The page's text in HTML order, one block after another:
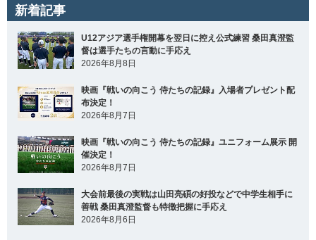
新着記事
U12アジア選手権開幕を翌日に控え公式練習 桑田真澄監
督は選手たちの言動に手応え
2026年8月8日
映画『戦いの向こう 侍たちの記録』入場者プレゼント配
布決定！
2026年8月7日
映画『戦いの向こう 侍たちの記録』ユニフォーム展示 開
催決定！
2026年8月7日
大会前最後の実戦は山田亮碩の好投などで中学生相手に
善戦 桑田真澄監督も特徴把握に手応え
2026年8月6日